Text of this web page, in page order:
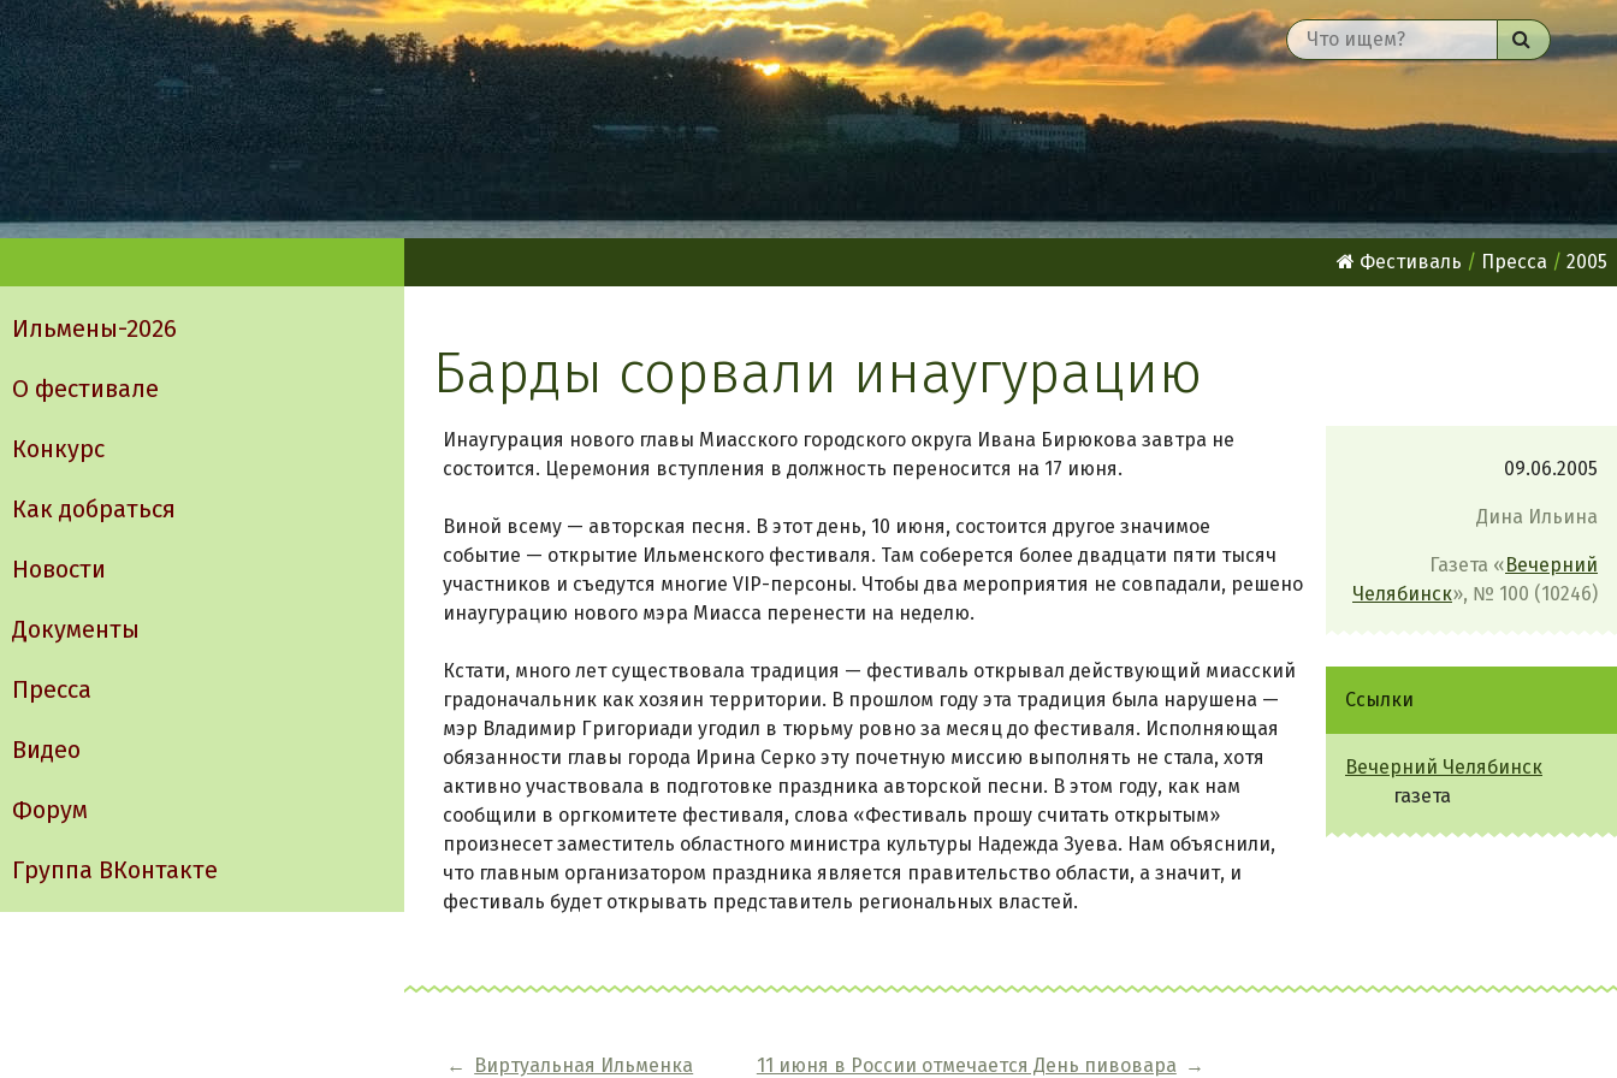
Найти
меню
Ильмены-2026
О фестивале
Конкурс
Как добраться
Новости
Документы
Пресса
Видео
Форум
Группа ВКонтакте
Фестиваль Пресса 2005
Барды сорвали инаугурацию
09.06.2005
Дина Ильина
Газета «Вечерний
Челябинск», № 100 (10246)
Ссылки
Вечерний Челябинск
газета
Инаугурация нового главы Миасского городского округа Ивана Бирюкова завтра не
состоится. Церемония вступления в должность переносится на 17 июня.
Виной всему — авторская песня. В этот день, 10 июня, состоится другое значимое
событие — открытие Ильменского фестиваля. Там соберется более двадцати пяти тысяч
участников и съедутся многие VIP-персоны. Чтобы два мероприятия не совпадали, решено
инаугурацию нового мэра Миасса перенести на неделю.
Кстати, много лет существовала традиция — фестиваль открывал действующий миасский
градоначальник как хозяин территории. В прошлом году эта традиция была нарушена —
мэр Владимир Григориади угодил в тюрьму ровно за месяц до фестиваля. Исполняющая
обязанности главы города Ирина Серко эту почетную миссию выполнять не стала, хотя
активно участвовала в подготовке праздника авторской песни. В этом году, как нам
сообщили в оргкомитете фестиваля, слова «Фестиваль прошу считать открытым»
произнесет заместитель областного министра культуры Надежда Зуева. Нам объяснили,
что главным организатором праздника является правительство области, а значит, и
фестиваль будет открывать представитель региональных властей.
← Виртуальная Ильменка 11 июня в России отмечается День пивовара →